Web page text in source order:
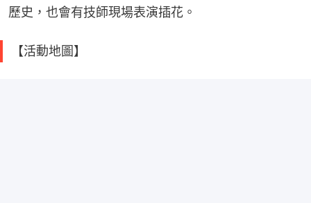
歷史，也會有技師現場表演插花。
【活動地圖】